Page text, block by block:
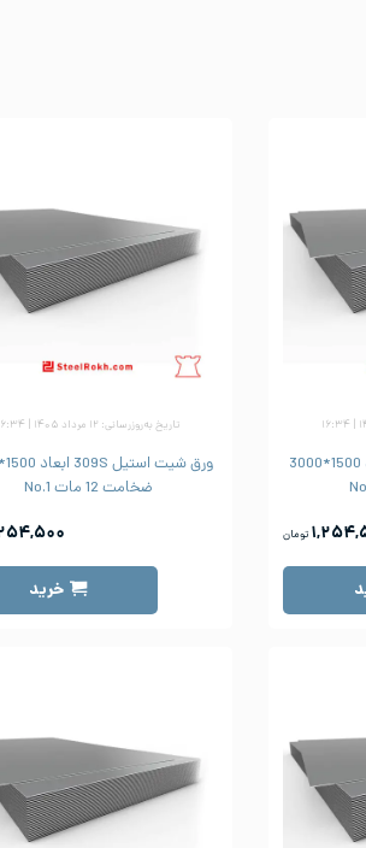
ورق شیت استیل 309S ابعاد 1500*3000
تومان
تاریخ به‌روزرسانی: ۱۲ مرداد ۱۴۰۵ | ۱۶:۳۴
ضخامت 12 مات No.1
خرید